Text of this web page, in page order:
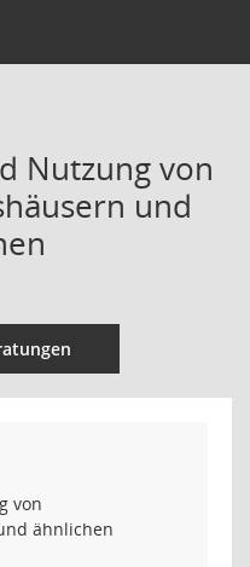
Nutzung von
und
von
ähnlichen